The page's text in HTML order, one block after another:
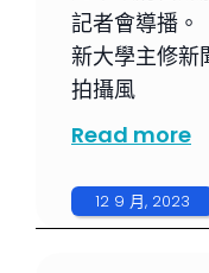
記者會導播
新大學主修新
拍攝風
Read more
12 9 月, 2023